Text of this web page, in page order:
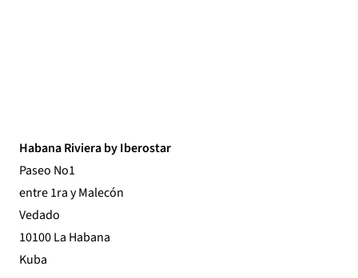
Habana Riviera by Iberostar
Paseo No1
entre 1ra y Malecón
Vedado
10100 La Habana
Kuba